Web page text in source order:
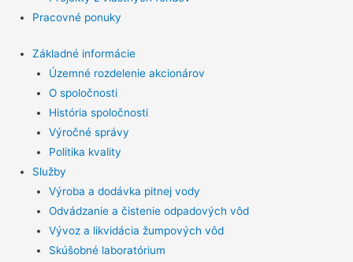
Pracovné ponuky
Základné informácie
Územné rozdelenie akcionárov
O spoločnosti
História spoločnosti
Výročné správy
Politika kvality
Služby
Výroba a dodávka pitnej vody
Odvádzanie a čistenie odpadových vôd
Vývoz a likvidácia žumpových vôd
Skúšobné laboratórium